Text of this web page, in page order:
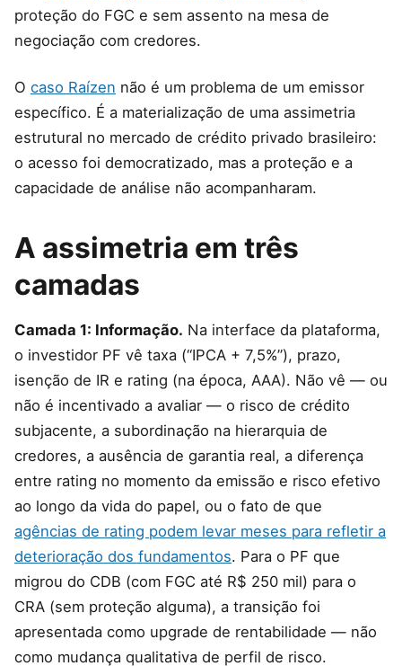
proteção do FGC e sem assento na mesa de
negociação com credores.
O caso Raízen não é um problema de um emissor
específico. É a materialização de uma assimetria
estrutural no mercado de crédito privado brasileiro:
o acesso foi democratizado, mas a proteção e a
capacidade de análise não acompanharam.
A assimetria em três
camadas
Camada 1: Informação. Na interface da plataforma,
o investidor PF vê taxa (“IPCA + 7,5%”), prazo,
isenção de IR e rating (na época, AAA). Não vê — ou
não é incentivado a avaliar — o risco de crédito
subjacente, a subordinação na hierarquia de
credores, a ausência de garantia real, a diferença
entre rating no momento da emissão e risco efetivo
ao longo da vida do papel, ou o fato de que
agências de rating podem levar meses para refletir a
deterioração dos fundamentos. Para o PF que
migrou do CDB (com FGC até R$ 250 mil) para o
CRA (sem proteção alguma), a transição foi
apresentada como upgrade de rentabilidade — não
como mudança qualitativa de perfil de risco.